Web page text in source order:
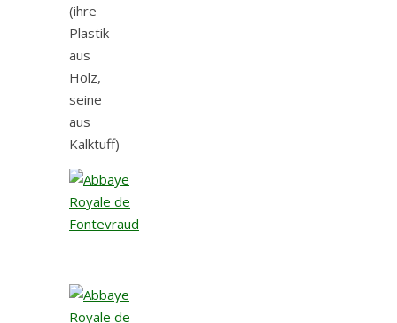
(ihre
Plastik
aus
Holz,
seine
aus
Kalktuff)